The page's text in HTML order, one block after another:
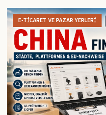
E-TICARET VE PAZAR YERLERI